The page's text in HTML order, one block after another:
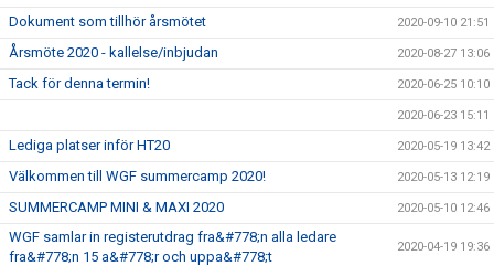
Dokument som tillhör årsmötet 2020-09-10 21:51
Årsmöte 2020 - kallelse/inbjudan 2020-08-27 13:06
Tack för denna termin! 2020-06-25 10:10
2020-06-23 15:11
Lediga platser inför HT20 2020-05-19 13:42
Välkommen till WGF summercamp 2020! 2020-05-13 12:19
SUMMERCAMP MINI & MAXI 2020 2020-05-10 12:46
WGF samlar in registerutdrag fra&#778;n alla ledare
fra&#778;n 15 a&#778;r och uppa&#778;t
2020-04-19 19:36